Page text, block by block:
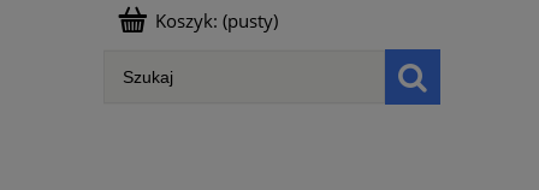
Koszyk: (pusty)